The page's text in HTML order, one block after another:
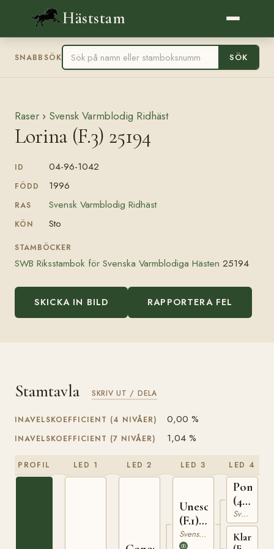
Häststam
SNABBSÖK SÖK
Raser › Svensk Varmblodig Ridhäst
Lorina (F.3) 25194
ID 04-96-1042
FÖDD 1996
RAS Svensk Varmblodig Ridhäst
KÖN Sto
STAMBÖCKER
SWB Riksstambok för Svenska Varmblodiga Hästen 25194
SKICKA IN BILD RAPPORTERA FEL
Stamtavla SKRIV UT / DELA
INAVELSKOEFFICIENT (4 NIVÅER) 0,00 %
INAVELSKOEFFICIENT (7 NIVÅER) 1,04 %
PROFIL LED 1 LED 2 LED 3
Unesco
(F.1)
428Svensk Varmblodig Ridhäst
LED 4
Pompe
(44)
401
Svensk Varmblodig Ridhäst